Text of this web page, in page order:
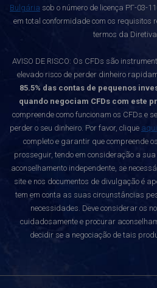
Bulgária sob o número de licença РГ-03-
em total conformidade com os requisitos
termos da Diretiva
AVISO DE RISCO: Os CFDs são
elevado risco de perder dinheiro
85.5% das contas de pequenos
quando negociam CFDs com este
compreende como funcionam os CFDs e
perder o seu dinheiro. Por favor, clique aqui
completo e garantir que compreende
prosseguir, tendo em consideração a
aconselhamento independente, se
site e nos documentos de divulgação é
tem em conta as suas circunstâncias
necessidades. Deve considerar os
cuidadosamente e procurar
decidir se a negociação de tais